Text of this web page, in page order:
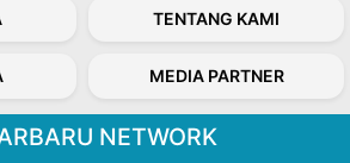
TENTANG KAMI
MEDIA PARTNER
NETWORK